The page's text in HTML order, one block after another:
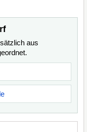
aus